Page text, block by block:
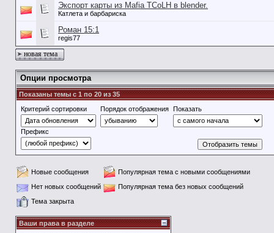
Экспорт карты из Mafia TCoLH в blender.
Катлета и барбариска
Роман 15:1
regis77
новая тема
Опции просмотра
Показаны темы с 1 по 20 из 35
Критерий сортировки
Порядок отображения Показать
Префикс
Новые сообщения
Популярная тема с новыми сообщениями
Нет новых сообщений
Популярная тема без новых сообщений
Тема закрыта
Ваши права в разделе